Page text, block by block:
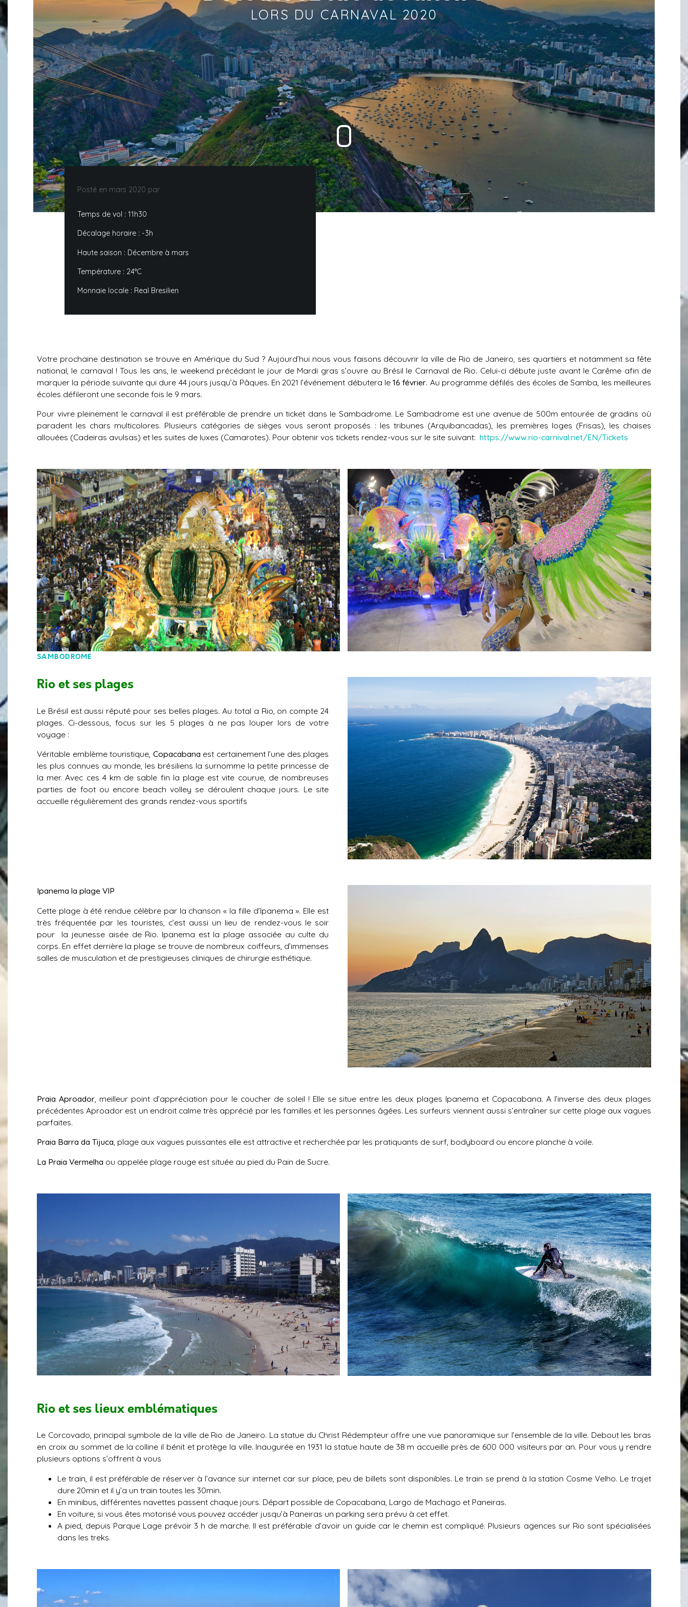
LORS DU CARNAVAL 2020
Posté en mars 2020 par
Temps de vol : 11h30
Décalage horaire : -3h
Haute saison : Décembre à mars
Température : 24°C
Monnaie locale : Real Bresilien
Votre prochaine destination se trouve en Amérique du Sud ? Aujourd’hui nous vous faisons découvrir la ville de Rio de Janeiro, ses quartiers et notamment sa fête
national, le carnaval ! Tous les ans, le weekend précédant le jour de Mardi gras s’ouvre au Brésil le Carnaval de Rio. Celui-ci débute juste avant le Carême afin de
marquer la période suivante qui dure 44 jours jusqu’à Pâques. En 2021 l’événement débutera le16 février. Au programme défilés des écoles de Samba, les meilleures
écoles défileront une seconde fois le 9 mars.
Pour vivre pleinement le carnaval il est préférable de prendre un ticket dans le Sambadrome. Le Sambadrome est une avenue de 500m entourée de gradins où
paradent les chars multicolores. Plusieurs catégories de sièges vous seront proposés : les tribunes (Arquibancadas), les premières loges (Frisas), les chaises
allouées (Cadeiras avulsas) et les suites de luxes (Camarotes). Pour obtenir vos tickets rendez-vous sur le site suivant: https://www.rio-carnival.net/EN/Tickets
SAMBODROME
Rio et ses plages
Le Brésil est aussi réputé pour ses belles plages. Au total a Rio, on compte 24
plages. Ci-dessous, focus sur les 5 plages à ne pas louper lors de votre
voyage :
Véritable emblème touristique, Copacabana est certainement l’une des plages
les plus connues au monde, les brésiliens la surnomme la petite princesse de
la mer. Avec ces 4 km de sable fin la plage est vite courue, de nombreuses
parties de foot ou encore beach volley se déroulent chaque jours. Le site
accueille régulièrement des grands rendez-vous sportifs
Ipanema la plage VIP
Cette plage à été rendue célèbre par la chanson « la fille d’Ipanema ». Elle est
très fréquentée par les touristes, c’est aussi un lieu de rendez-vous le soir
pour la jeunesse aisée de Rio. Ipanema est la plage associée au culte du
corps. En effet derrière la plage se trouve de nombreux coiffeurs, d’immenses
salles de musculation et de prestigieuses cliniques de chirurgie esthétique.
Praia Aproador, meilleur point d’appréciation pour le coucher de soleil ! Elle se situe entre les deux plages Ipanema et Copacabana. A l’inverse des deux plages
précédentes Aproador est un endroit calme très apprécié par les familles et les personnes âgées. Les surfeurs viennent aussi s’entraîner sur cette plage aux vagues
parfaites.
Praia Barra da Tijuca, plage aux vagues puissantes elle est attractive et recherchée par les pratiquants de surf, bodyboard ou encore planche à voile.
La Praia Vermelha ou appelée plage rouge est située au pied du Pain de Sucre.
Rio et ses lieux emblématiques
Le Corcovado, principal symbole de la ville de Rio de Janeiro. La statue du Christ Rédempteur offre une vue panoramique sur l’ensemble de la ville. Debout les bras
en croix au sommet de la colline il bénit et protège la ville. Inaugurée en 1931 la statue haute de 38 m accueille près de 600 000 visiteurs par an. Pour vous y rendre
plusieurs options s’offrent à vous
Le train, il est préférable de réserver à l’avance sur internet car sur place, peu de billets sont disponibles. Le train se prend à la station Cosme Velho. Le trajet
dure 20min et il y’a un train toutes les 30min.
En minibus, différentes navettes passent chaque jours. Départ possible de Copacabana, Largo de Machago et Paneiras.
En voiture, si vous êtes motorisé vous pouvez accéder jusqu’à Paneiras un parking sera prévu à cet effet.
A pied, depuis Parque Lage prévoir 3 h de marche. Il est préférable d’avoir un guide car le chemin est compliqué. Plusieurs agences sur Rio sont spécialisées
dans les treks.